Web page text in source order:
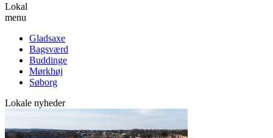
Lokal
menu
Gladsaxe
Bagsværd
Buddinge
Mørkhøj
Søborg
Lokale nyheder